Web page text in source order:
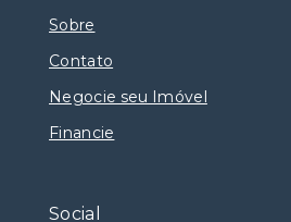
Sobre
Contato
Negocie seu Imóvel
Financie
Social